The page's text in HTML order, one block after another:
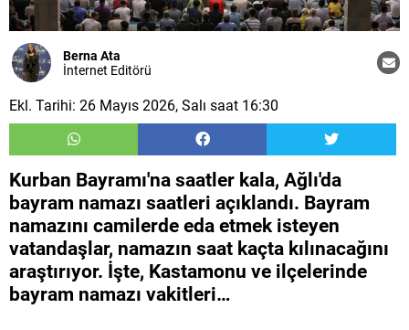
Berna Ata
İnternet Editörü
Ekl. Tarihi: 26 Mayıs 2026, Salı saat 16:30
Kurban Bayramı'na saatler kala, Ağlı'da
bayram namazı saatleri açıklandı. Bayram
namazını camilerde eda etmek isteyen
vatandaşlar, namazın saat kaçta kılınacağını
araştırıyor. İşte, Kastamonu ve ilçelerinde
bayram namazı vakitleri…